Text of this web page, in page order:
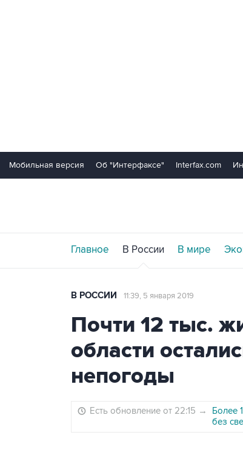
Мобильная версия Об "Интерфаксе" Interfax.com
Главное В России В мире
В РОССИИ 11:39, 5 января 2019
Почти 12 тыс.
области
непогоды
Есть обновление от 22:15 →
Более
без